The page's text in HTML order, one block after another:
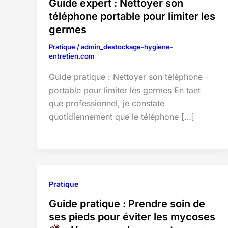
Guide expert : Nettoyer son
téléphone portable pour limiter les
germes
Pratique /admin_destockage-hygiene-
entretien.com
Guide pratique : Nettoyer son téléphone
portable pour limiter les germes En tant
que professionnel, je constate
quotidiennement que le téléphone […]
Pratique
Guide pratique : Prendre soin de
ses pieds pour éviter les mycoses